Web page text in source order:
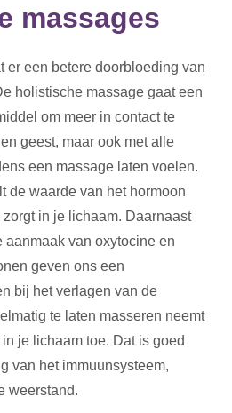
massages
er een betere doorbloeding van
holistische massage gaat een
om meer in contact te
geest, maar ook met alle
een massage laten voelen.
de waarde van het hormoon
in je lichaam. Daarnaast
aanmaak van oxytocine en
geven ons een
bij het verlagen van de
te laten masseren neemt
je lichaam toe. Dat is goed
van het immuunsysteem,
weerstand.